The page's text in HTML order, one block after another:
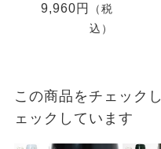
9,960円
（税
込）
この商品をチェック
ェックしています